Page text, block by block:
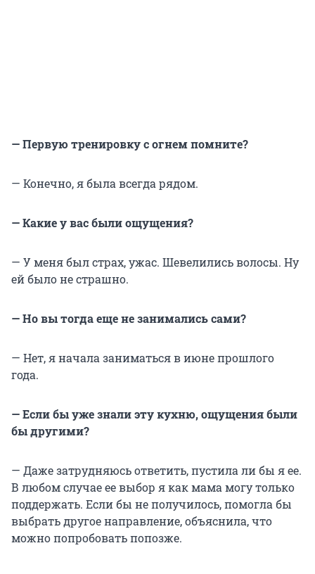
— Первую тренировку с огнем помните?
— Конечно, я была всегда рядом.
— Какие у вас были ощущения?
— У меня был страх, ужас. Шевелились волосы. Ну
ей было не страшно.
— Но вы тогда еще не занимались сами?
— Нет, я начала заниматься в июне прошлого
года.
— Если бы уже знали эту кухню, ощущения были
бы другими?
— Даже затрудняюсь ответить, пустила ли бы я ее.
В любом случае ее выбор я как мама могу только
поддержать. Если бы не получилось, помогла бы
выбрать другое направление, объяснила, что
можно попробовать попозже.